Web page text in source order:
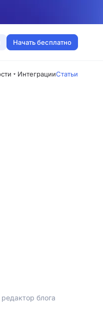
Начать бесплатно
ИнтеграцииСтатьи
блога